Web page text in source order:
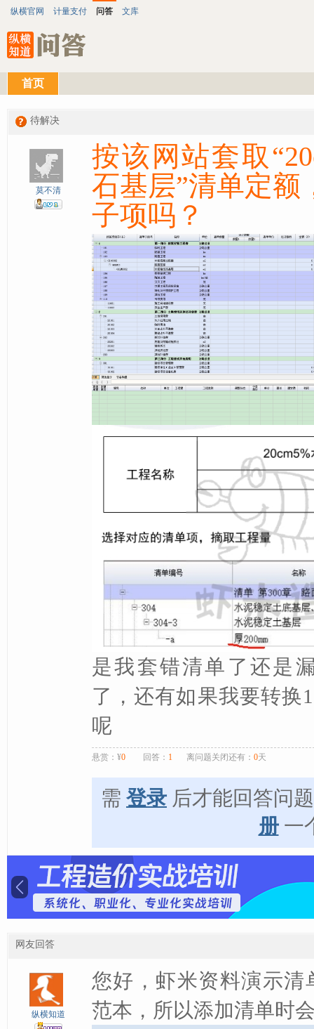
纵横官网 计量支付 问答 文库
首页
待解决
莫不清
按该网站套取
石基层”清单定额
子项吗？
是我套错清单了还是
了，还有如果我要转换
呢
悬赏：¥0 回答： 1 离问题关闭还有： 0天
需 登录 后才能回答问
册一
网友回答
纵横知道
您好，虾米资料演示清
范本，所以添加清单时